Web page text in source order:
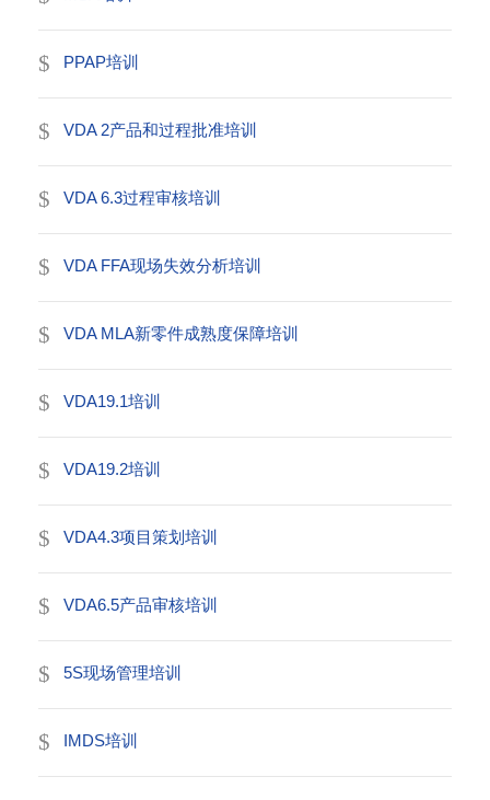
PPAP培训
VDA 2产品和过程批准培训
VDA 6.3过程审核培训
VDA FFA现场失效分析培训
VDA MLA新零件成熟度保障培训
VDA19.1培训
VDA19.2培训
VDA4.3项目策划培训
VDA6.5产品审核培训
5S现场管理培训
IMDS培训